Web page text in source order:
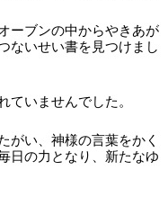
ーブンの中からやきあが
ないせい書を見つけまし
ていませんでした。
がい、神様の言葉をかく
日の力となり、新たなゆ